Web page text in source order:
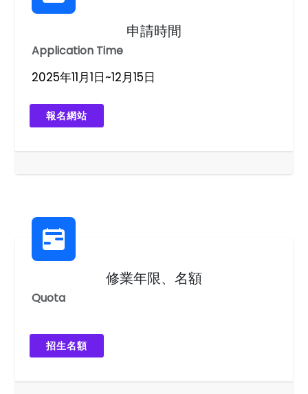
申請時間
Application Time
2025年11月1日~12月15日
報名網站
修業年限、名額
Quota
招生名額